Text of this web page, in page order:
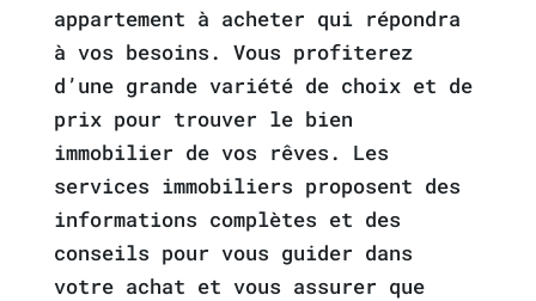
appartement à acheter qui répondra
à vos besoins. Vous profiterez
d’une grande variété de choix et de
prix pour trouver le bien
immobilier de vos rêves. Les
services immobiliers proposent des
informations complètes et des
conseils pour vous guider dans
votre achat et vous assurer que